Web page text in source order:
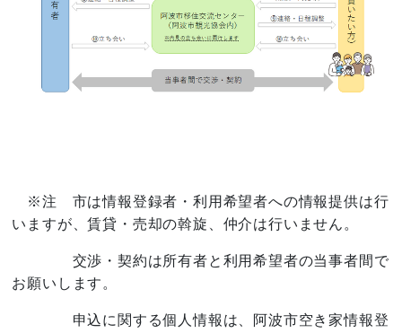
※注 市は情報登録者・利用希望者への情報提供は行
いますが、賃貸・売却の斡旋、仲介は行いません。
交渉・契約は所有者と利用希望者の当事者間で
お願いします。
申込に関する個人情報は、阿波市空き家情報登